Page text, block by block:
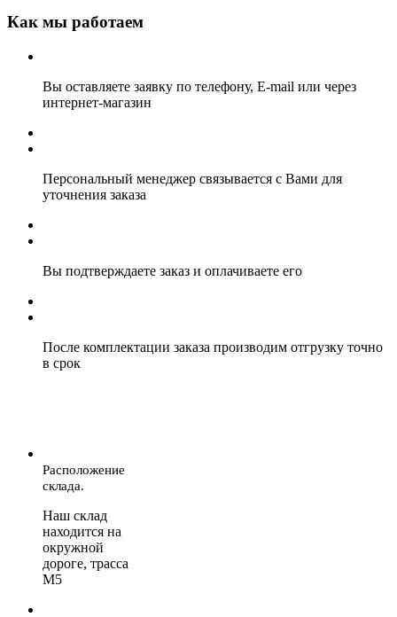
Как мы работаем
Вы оставляете заявку по телефону, E-mail или через
интернет-магазин
Персональный менеджер связывается с Вами для
уточнения заказа
Вы подтверждаете заказ и оплачиваете его
После комплектации заказа производим отгрузку точно
в срок
Расположение
склада.
Наш склад
находится на
окружной
дороге, трасса
М5